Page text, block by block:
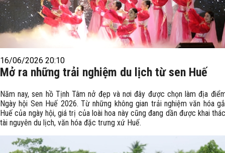
16/06/2026 20:10
Mở ra những trải nghiệm du lịch từ sen Huế
Năm nay, sen hồ Tịnh Tâm nở đẹp và nơi đây được chọn làm địa
Ngày hội Sen Huế 2026. Từ những không gian trải nghiệm văn hóa
Huế của ngày hội, giá trị của loài hoa này cũng đang dần được khai
tài nguyên du lịch, văn hóa đặc trưng xứ Huế.